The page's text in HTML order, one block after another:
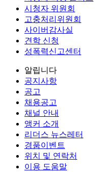
시청자 위원회
고충처리위원회
사이버감사실
견학 신청
성폭력신고센터
알립니다
공지사항
공고
채용공고
채널 안내
앵커 소개
리더스 뉴스레터
경품이벤트
위치 및 연락처
이용 도움말